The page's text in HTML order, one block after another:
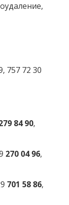
757 72 30
84 90,
270 04 96,
701 58 86,